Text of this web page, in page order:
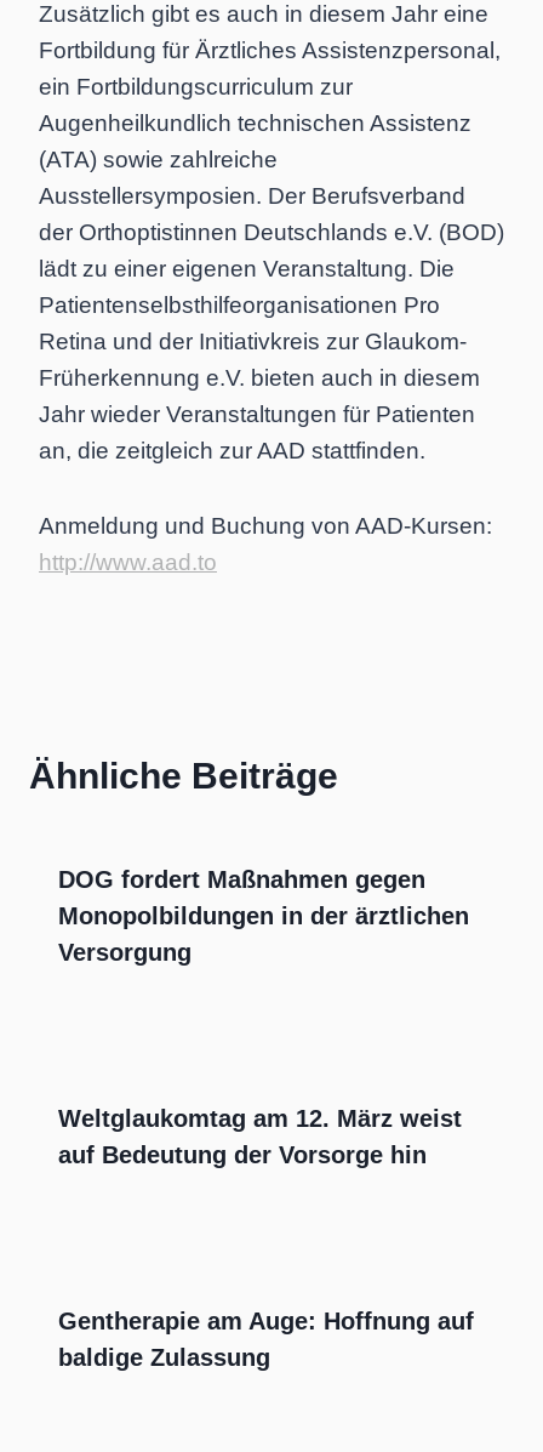
Zusätzlich gibt es auch in diesem Jahr eine
Fortbildung für Ärztliches Assistenzpersonal,
ein Fortbildungscurriculum zur
Augenheilkundlich technischen Assistenz
(ATA) sowie zahlreiche
Ausstellersymposien. Der Berufsverband
der Orthoptistinnen Deutschlands e.V. (BOD)
lädt zu einer eigenen Veranstaltung. Die
Patientenselbsthilfeorganisationen Pro
Retina und der Initiativkreis zur Glaukom-
Früherkennung e.V. bieten auch in diesem
Jahr wieder Veranstaltungen für Patienten
an, die zeitgleich zur AAD stattfinden.
Anmeldung und Buchung von AAD-Kursen:
http://www.aad.to
Ähnliche Beiträge
DOG fordert Maßnahmen gegen
Monopolbildungen in der ärztlichen
Versorgung
Weltglaukomtag am 12. März weist
auf Bedeutung der Vorsorge hin
Gentherapie am Auge: Hoffnung auf
baldige Zulassung